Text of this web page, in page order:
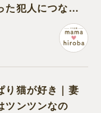
た犯人につなが
のか期待する
り猫が好き｜妻
ツンツンなの